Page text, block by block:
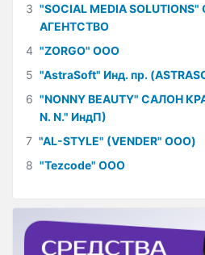
3 "SOCIAL MEDIA
АГЕНТСТВО
4 "ZORGO" ООО
5 "AstraSoft" Инд. пр.
6 "NONNY BEAUTY" САЛОН
N. N." ИндП)
7 "AL-STYLE" (VENDER" ООО)
8 "Tezcode" ООО